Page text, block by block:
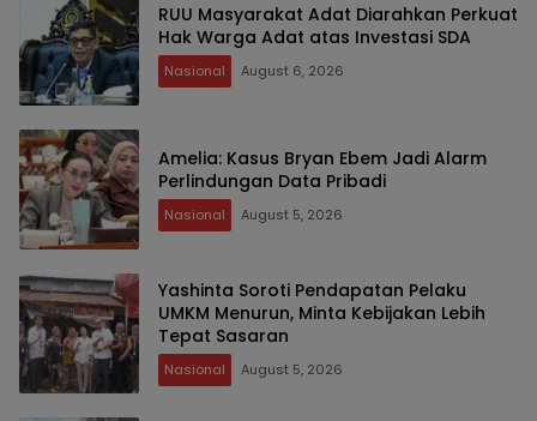
RUU Masyarakat Adat Diarahkan Perkuat
Hak Warga Adat atas Investasi SDA
Nasional August 6, 2026
Amelia: Kasus Bryan Ebem Jadi Alarm
Perlindungan Data Pribadi
Nasional August 5, 2026
Yashinta Soroti Pendapatan Pelaku
UMKM Menurun, Minta Kebijakan Lebih
Tepat Sasaran
Nasional August 5, 2026